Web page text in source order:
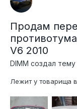
Продам
V6 2010
DIMM создал
Лежит у товарища